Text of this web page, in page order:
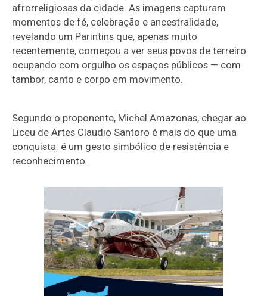
afrorreligiosas da cidade. As imagens capturam
momentos de fé, celebração e ancestralidade,
revelando um Parintins que, apenas muito
recentemente, começou a ver seus povos de terreiro
ocupando com orgulho os espaços públicos — com
tambor, canto e corpo em movimento.
Segundo o proponente, Michel Amazonas, chegar ao
Liceu de Artes Claudio Santoro é mais do que uma
conquista: é um gesto simbólico de resistência e
reconhecimento.